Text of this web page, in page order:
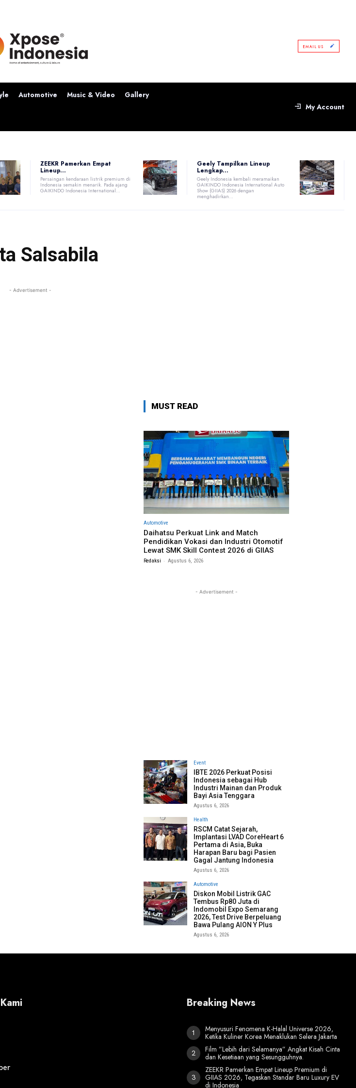
EMAIL US
Automotive Music & Video Gallery
My Account
ZEEKR Pamerkan Empat
Lineup...
Persaingan kendaraan listrik premium di
Indonesia semakin menarik. Pada ajang
GAIKINDO Indonesia International...
Geely Tampilkan Lineup
Lengkap...
Geely Indonesia kembali meramaikan
GAIKINDO Indonesia International Auto
Show (GIIAS) 2026 dengan
menghadirkan...
Salsabila
- Advertisement -
MUST READ
Automotive
Daihatsu Perkuat Link and Match
Pendidikan Vokasi dan Industri Otomotif
Lewat SMK Skill Contest 2026 di GIIAS
Redaksi - Agustus 6, 2026
- Advertisement -
Event
IBTE 2026 Perkuat Posisi
Indonesia sebagai Hub
Industri Mainan dan Produk
Bayi Asia Tenggara
Agustus 6, 2026
Health
RSCM Catat Sejarah,
Implantasi LVAD CoreHeart 6
Pertama di Asia, Buka
Harapan Baru bagi Pasien
Gagal Jantung Indonesia
Agustus 6, 2026
Automotive
Diskon Mobil Listrik GAC
Tembus Rp80 Juta di
Indomobil Expo Semarang
2026, Test Drive Berpeluang
Bawa Pulang AION Y Plus
Agustus 6, 2026
Breaking News
Menyusuri Fenomena K-Halal Universe 2026,
Ketika Kuliner Korea Menaklukan Selera Jakarta
Film ”Lebih dari Selamanya” Angkat Kisah Cinta
dan Kesetiaan yang Sesungguhnya.
ZEEKR Pamerkan Empat Lineup Premium di
GIIAS 2026, Tegaskan Standar Baru Luxury EV
di Indonesia